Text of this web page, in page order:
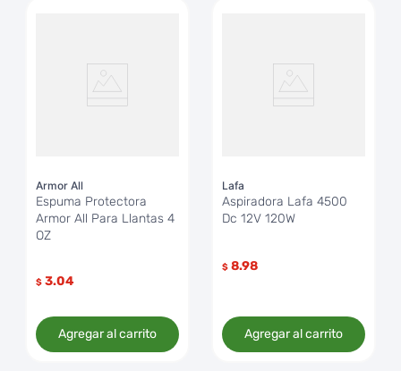
Armor All
Espuma Protectora
Armor All Para Llantas 4
OZ
$ 3.04
Agregar al carrito
Lafa
Aspiradora Lafa 4500
Dc 12V 120W
$ 8.98
Agregar al carrito